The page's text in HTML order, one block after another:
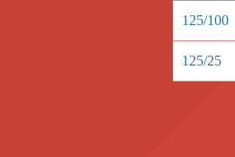
125/100
125/25